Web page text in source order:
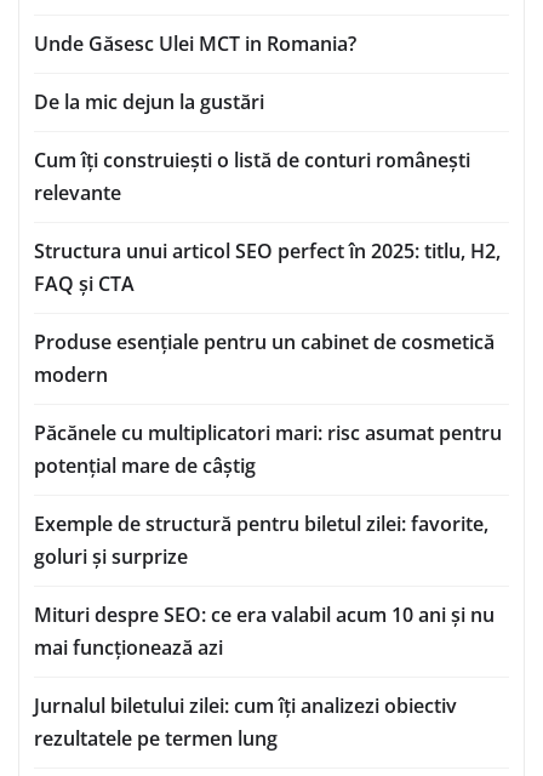
Unde Găsesc Ulei MCT in Romania?
De la mic dejun la gustări
Cum îți construiești o listă de conturi românești
relevante
Structura unui articol SEO perfect în 2025: titlu, H2,
FAQ și CTA
Produse esențiale pentru un cabinet de cosmetică
modern
Păcănele cu multiplicatori mari: risc asumat pentru
potențial mare de câștig
Exemple de structură pentru biletul zilei: favorite,
goluri și surprize
Mituri despre SEO: ce era valabil acum 10 ani și nu
mai funcționează azi
Jurnalul biletului zilei: cum îți analizezi obiectiv
rezultatele pe termen lung